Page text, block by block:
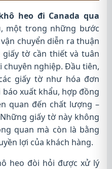
heo đi Canada qua
, một trong những bước
chuyển diễn ra thuận
tờ cần thiết và tuân
nghiệp. Đầu tiên,
giấy tờ như hóa đơn
xuất khẩu, hợp đồng
quan đến chất lượng –
giấy tờ này không
quan mà còn là bằng
lợi của khách hàng.
heo đòi hỏi được xử lý